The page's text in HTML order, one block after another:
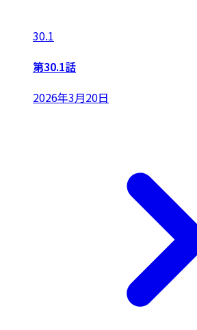
30.1
第30.1話
2026年3月20日